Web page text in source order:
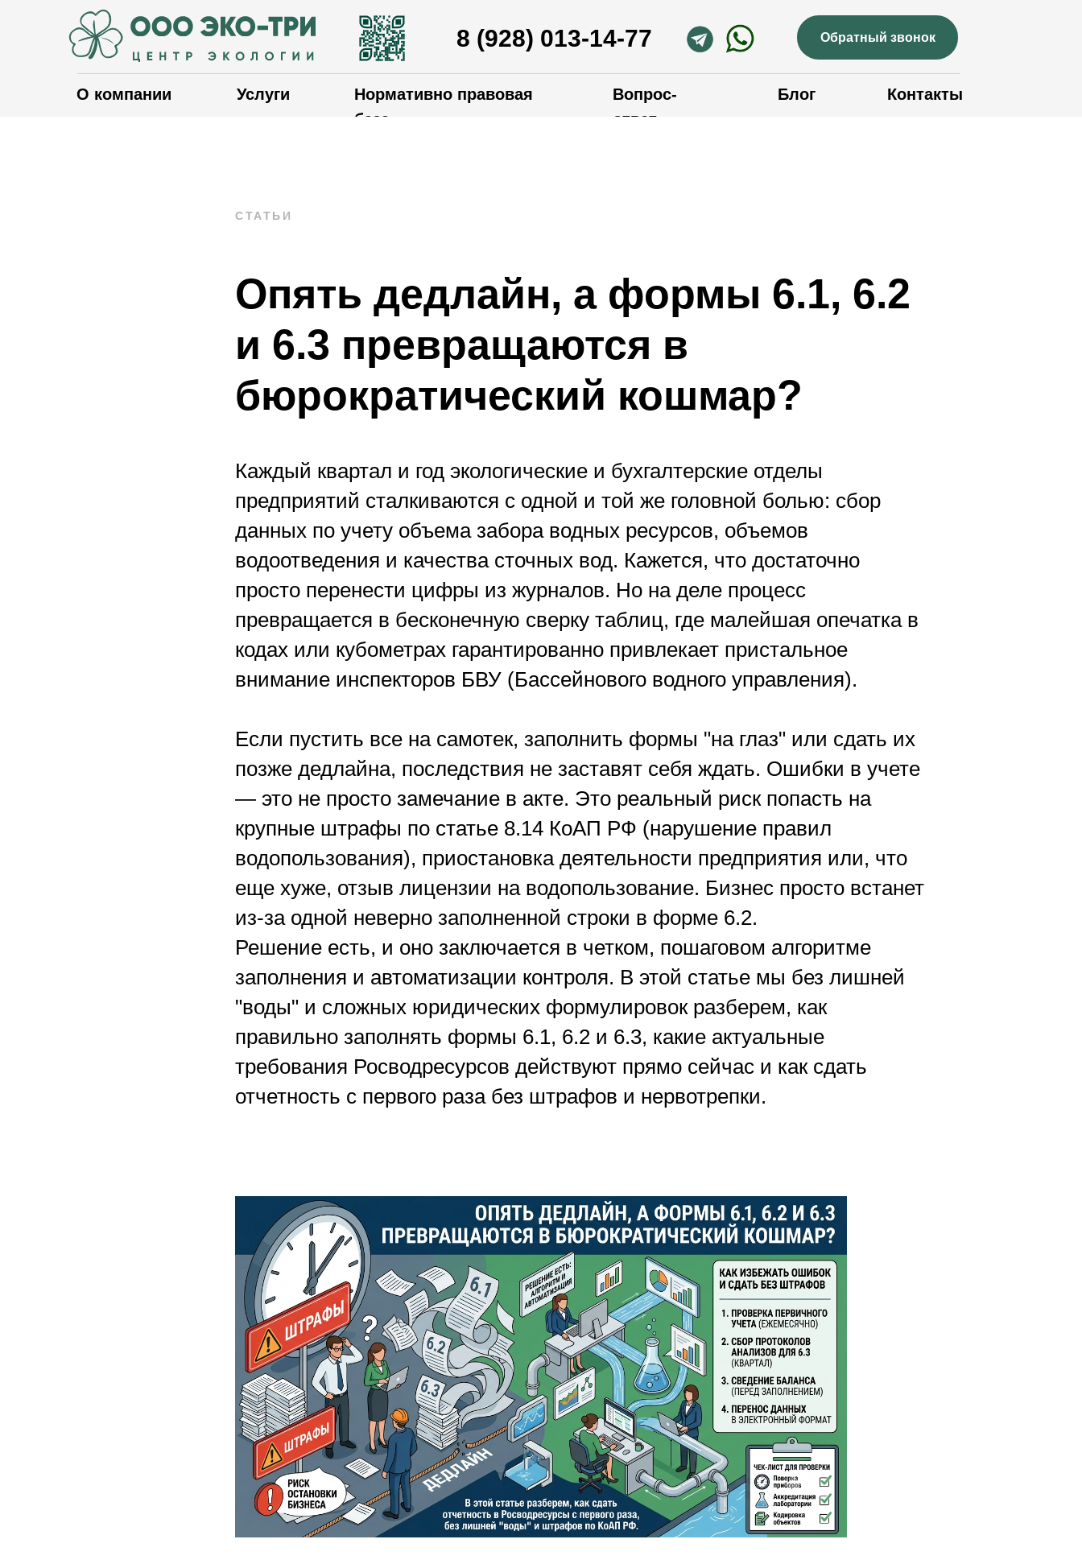
О компании Услуги Контакты
Нормативно правовая
база
8 (928) 013-14-77 Обратный звонок
Блог
Вопрос-
ответ
СТАТЬИ
Опять дедлайн, а формы 6.1, 6.2
и 6.3 превращаются в
бюрократический кошмар?
Каждый квартал и год экологические и бухгалтерские отделы
предприятий сталкиваются с одной и той же головной болью: сбор
данных по учету объема забора водных ресурсов, объемов
водоотведения и качества сточных вод. Кажется, что достаточно
просто перенести цифры из журналов. Но на деле процесс
превращается в бесконечную сверку таблиц, где малейшая опечатка в
кодах или кубометрах гарантированно привлекает пристальное
внимание инспекторов БВУ (Бассейнового водного управления).
Если пустить все на самотек, заполнить формы "на глаз" или сдать их
позже дедлайна, последствия не заставят себя ждать. Ошибки в учете
— это не просто замечание в акте. Это реальный риск попасть на
крупные штрафы по статье 8.14 КоАП РФ (нарушение правил
водопользования), приостановка деятельности предприятия или, что
еще хуже, отзыв лицензии на водопользование. Бизнес просто встанет
из-за одной неверно заполненной строки в форме 6.2.
Решение есть, и оно заключается в четком, пошаговом алгоритме
заполнения и автоматизации контроля. В этой статье мы без лишней
"воды" и сложных юридических формулировок разберем, как
правильно заполнять формы 6.1, 6.2 и 6.3, какие актуальные
требования Росводресурсов действуют прямо сейчас и как сдать
отчетность с первого раза без штрафов и нервотрепки.